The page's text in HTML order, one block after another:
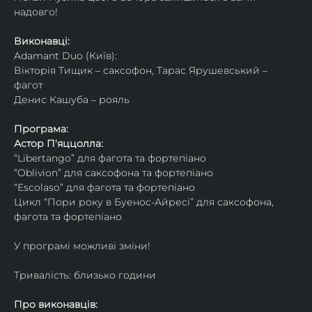
надовго!
Виконавці:
Adamant Duo (Київ):
Вікторія Тищик – саксофон, Тарас Ярушевський –
фагот
Денис Кашуба – рояль
Програма:
Астор П'яццолла:
“Libertango” для фагота та фортепіано
“Oblivion” для саксофона та фортепіано
“Escolaso” для фагота та фортепіано
Цикл “Пори року в Буенос-Айресі” для саксофона,
фагота та фортепіано
У програмі можливі зміни!
Тривалість: близько години
Про виконавців: